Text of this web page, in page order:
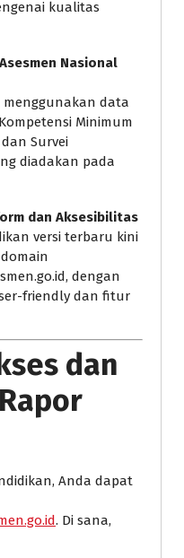
kualitas
Nasional
menggunakan data
Minimum
dan Survei
diadakan pada
dan Aksesibilitas
versi terbaru kini
dengan
friendly dan fitur
dan
Anda dapat
. Di sana,